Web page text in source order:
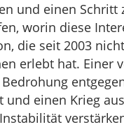
und einen Schritt
worin diese
die seit 2003
erlebt hat. Einer
und einen Krieg